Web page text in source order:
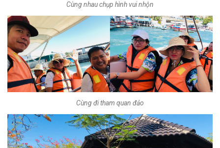
Cùng nhau chụp hình vui nhộn
Cùng đi tham quan đảo